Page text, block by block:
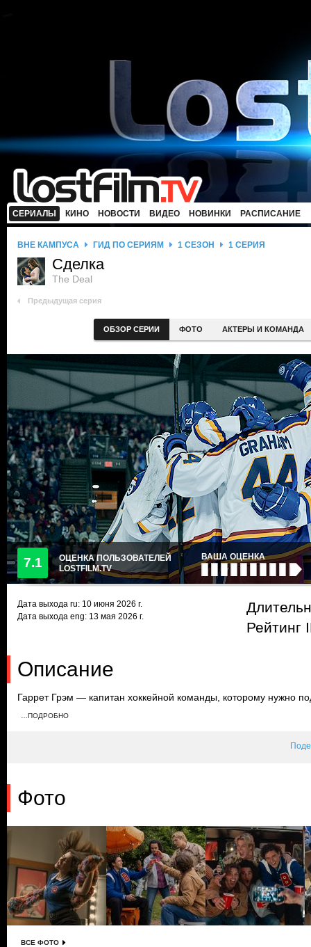
СЕРИАЛЫ КИНО НОВОСТИ ВИДЕО НОВИНКИ РАСПИСАНИЕ
ВНЕ КАМПУСА ГИД ПО СЕРИЯМ 1 СЕЗОН 1 СЕРИЯ
Сделка
The Deal
Предыдущая серия
ОБЗОР СЕРИИ ФОТО АКТЕРЫ И КОМАНДА
7.1
ОЦЕНКА ПОЛЬЗОВАТЕЛЕЙ
LOSTFILM.TV
ВАША ОЦЕНКА
Дата выхода ru: 10 июня 2026 г.
Дата выхода eng: 13 мая 2026 г.
Рейтинг
Описание
Гаррет Грэм — капитан хоккейной команды, которому нужно
продолжить играть. Он просит местную отличницу,
…ПОДРОБНО
Фото
ВСЕ ФОТО